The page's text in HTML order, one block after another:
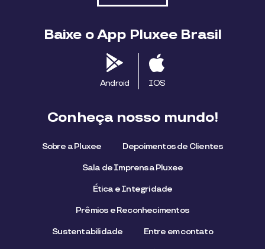
Baixe o App Pluxee Brasil
Android IOS
Conheça nosso mundo!
Sobre a Pluxee Depoimentos de Clientes
Sala de Imprensa Pluxee
Ética e Integridade
Prêmios e Reconhecimentos
Sustentabilidade Entre em contato